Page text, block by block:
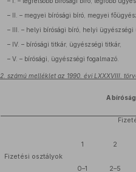
– II. – megyei bírósági bíró, megyei
– III. – helyi bírósági bíró, helyi ügyészségi
– IV. – bírósági titkár, ügyészségi titkár,
– V. – bírósági, ügyészségi fogalmazó.
2. számú melléklet az 1990. évi LXXXVIII.
A
Fizetési osztályok
1 2
0–1
2–5